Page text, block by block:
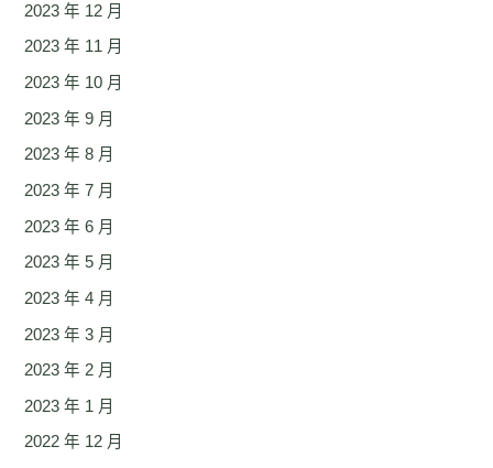
2023 年 12 月
2023 年 11 月
2023 年 10 月
2023 年 9 月
2023 年 8 月
2023 年 7 月
2023 年 6 月
2023 年 5 月
2023 年 4 月
2023 年 3 月
2023 年 2 月
2023 年 1 月
2022 年 12 月